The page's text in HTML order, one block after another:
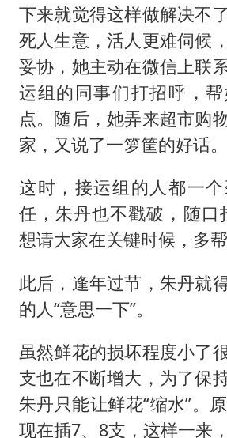
下来就觉得这样做解决不
死人生意，活人更难伺候
妥协，她主动在微信上联
运组的同事们打招呼，
点。随后，她弄来超市购
家，又说了一箩筐的好话。
这时，接运组的人都一
任，朱丹也不戳破，随口
想请大家在关键时候，多
此后，逢年过节，朱丹就
的人“意思一下”。
虽然鲜花的损坏程度小了
支也在不断增大，为了保
朱丹只能让鲜花“缩水”。
现在插7、8支，这样一来